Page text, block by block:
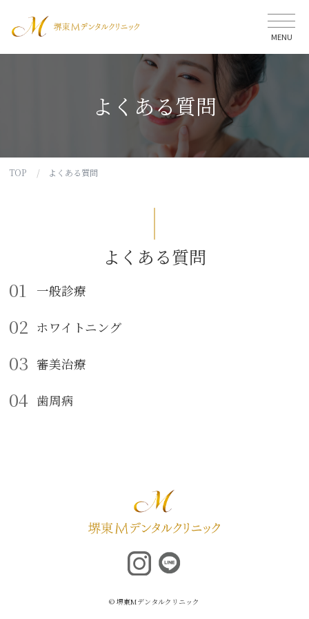
MENU
堺東Mデンタ
よくある質問
TOP よくある質問
よくある質問
01
一般診療
02 ホワイトニング
03 審美治療
04 歯周病
© 堺東Mデンタルクリニック